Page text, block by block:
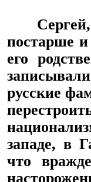
Сергей,
постарше
его
русские
западе, в
что